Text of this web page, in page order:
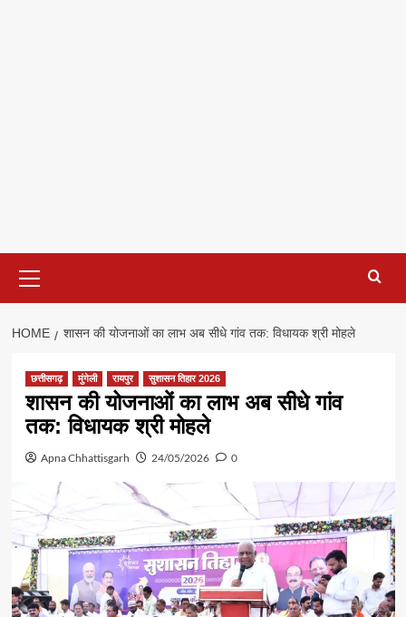
Menu
HOME शासन की योजनाओं का लाभ अब सीधे गांव तक: विधायक श्री मोहले
छत्तीसगढ़ मुंगेली रायपुर सुशासन तिहार 2026
शासन की योजनाओं का लाभ अब सीधे गांव
तक: विधायक श्री मोहले
Apna Chhattisgarh 24/05/2026 0